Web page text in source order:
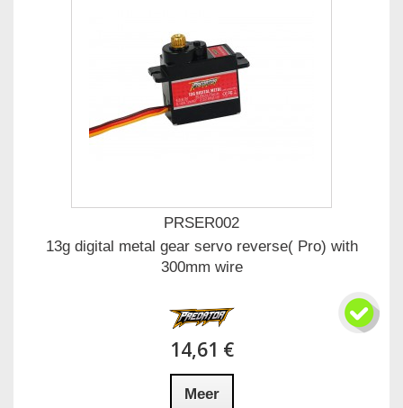
PRSER002
13g digital metal gear servo reverse( Pro) with
300mm wire
14,61 €
Meer